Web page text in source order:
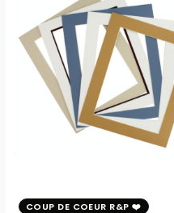
COUP DE COEUR R&P